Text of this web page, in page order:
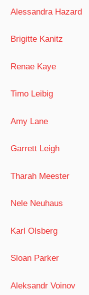
Alessandra Hazard
Brigitte Kanitz
Renae Kaye
Timo Leibig
Amy Lane
Garrett Leigh
Tharah Meester
Nele Neuhaus
Karl Olsberg
Sloan Parker
Aleksandr Voinov